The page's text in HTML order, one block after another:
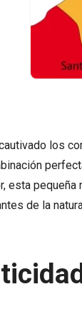
los
esta pequeña
de la